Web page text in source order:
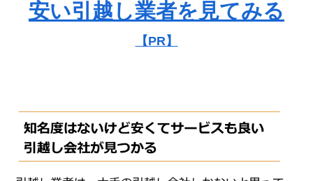
安い引越し業者を見てみる
【PR】